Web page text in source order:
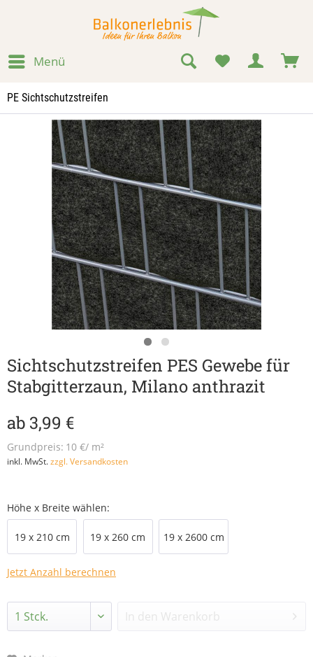
Menü
PE Sichtschutzstreifen
Sichtschutzstreifen PES Gewebe für
Stabgitterzaun, Milano anthrazit
ab 3,99 €
Grundpreis: 10 €/ m²
inkl. MwSt.zzgl. Versandkosten
Höhe x Breite wählen:
19 x 210 cm 19 x 260 cm 19 x 2600 cm
Jetzt Anzahl berechnen
In den Warenkorb